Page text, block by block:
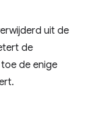
uit de
de
de enige